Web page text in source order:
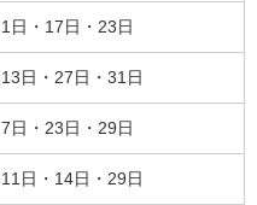
1日・17日・23日
13日・27日・31日
7日・23日・29日
11日・14日・29日